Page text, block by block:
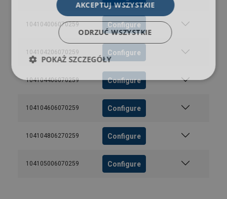
104104006070259 Configure
104104206070259 Configure
104104406070259 Configure
104104606070259 Configure
104104806270259 Configure
104105006070259 Configure
AKCEPTUJ WSZYSTKIE
ODRZUĆ WSZYSTKIE
POKAŻ SZCZEGÓŁY